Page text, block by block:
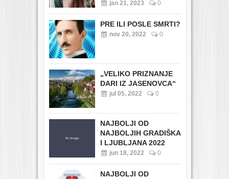
jan 21, 2023 0
PRE ILI POSLE SMRTI?
nov 20, 2022 0
„VELIKO PRIZNANJE
DARI IZ JASENOVCA“
jul 05, 2022 0
NAJBOLJI OD
NAJBOLJIH GRADIŠKA
I LJUBLJANA 2022
jun 18, 2022 0
NAJBOLJI OD